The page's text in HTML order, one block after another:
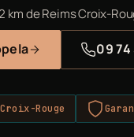
km de Reims Croix-
09 74
Rouge